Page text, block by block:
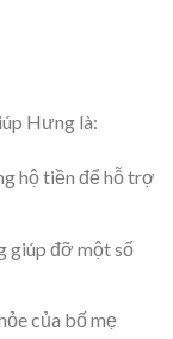
Hưng là:
hộ tiền để hỗ trợ
giúp đỡ một số
của bố mẹ